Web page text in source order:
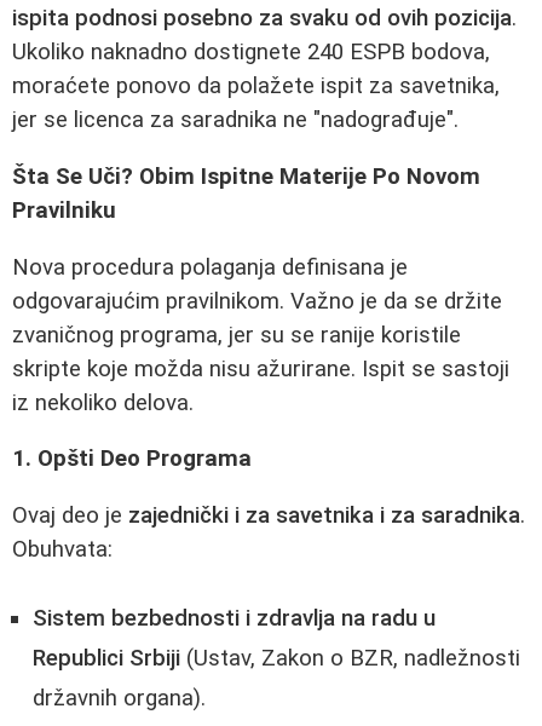
ispita podnosi posebno za svaku od ovih pozicija.
Ukoliko naknadno dostignete 240 ESPB bodova,
moraćete ponovo da polažete ispit za savetnika,
jer se licenca za saradnika ne "nadograđuje".
Šta Se Uči? Obim Ispitne Materije Po Novom
Pravilniku
Nova procedura polaganja definisana je
odgovarajućim pravilnikom. Važno je da se držite
zvaničnog programa, jer su se ranije koristile
skripte koje možda nisu ažurirane. Ispit se sastoji
iz nekoliko delova.
1. Opšti Deo Programa
Ovaj deo je zajednički i za savetnika i za saradnika.
Obuhvata:
Sistem bezbednosti i zdravlja na radu u
Republici Srbiji (Ustav, Zakon o BZR, nadležnosti
državnih organa).